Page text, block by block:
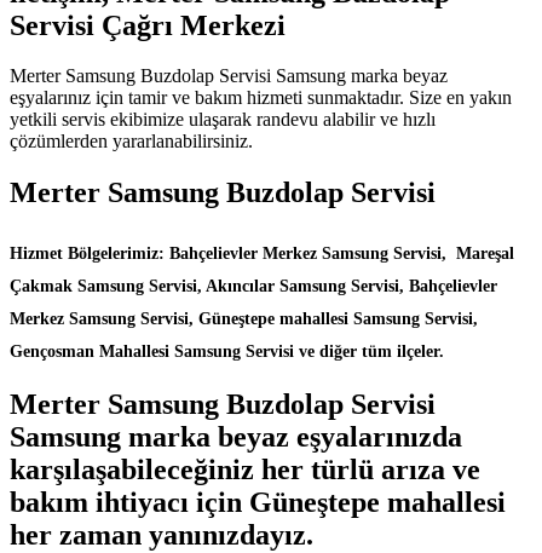
Servisi Çağrı Merkezi
Merter Samsung Buzdolap Servisi Samsung marka beyaz
eşyalarınız için tamir ve bakım hizmeti sunmaktadır. Size en yakın
yetkili servis ekibimize ulaşarak randevu alabilir ve hızlı
çözümlerden yararlanabilirsiniz.
Merter Samsung Buzdolap Servisi
Hizmet Bölgelerimiz: Bahçelievler Merkez Samsung Servisi, Mareşal
Çakmak Samsung Servisi, Akıncılar Samsung Servisi, Bahçelievler
Merkez Samsung Servisi, Güneştepe mahallesi Samsung Servisi,
Gençosman Mahallesi Samsung Servisi ve diğer tüm ilçeler.
Merter Samsung Buzdolap Servisi
Samsung marka beyaz eşyalarınızda
karşılaşabileceğiniz her türlü arıza ve
bakım ihtiyacı için Güneştepe mahallesi
her zaman yanınızdayız.